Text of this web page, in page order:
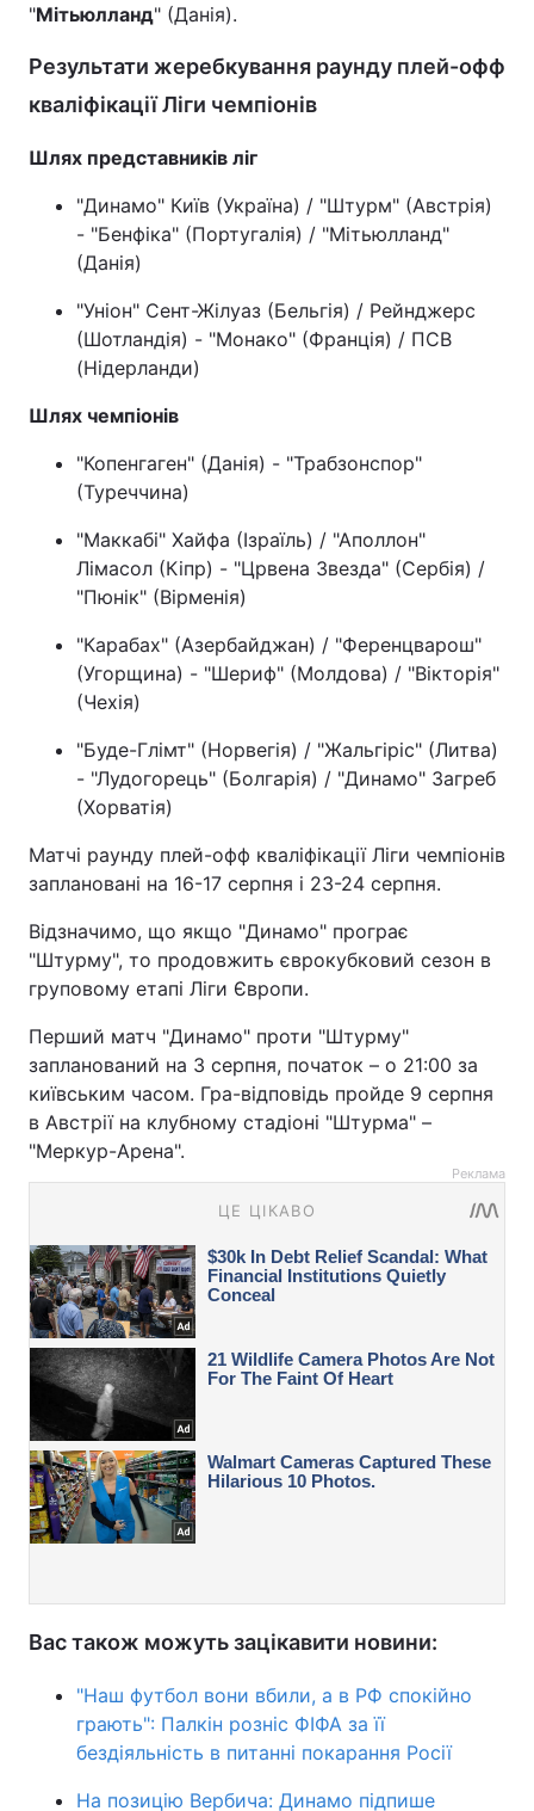
"Мітьюлланд" (Данія).
Результати жеребкування раунду плей-офф
кваліфікації Ліги чемпіонів
Шлях представників ліг
"Динамо" Київ (Україна) / "Штурм" (Австрія)
- "Бенфіка" (Португалія) / "Мітьюлланд"
(Данія)
"Уніон" Сент-Жілуаз (Бельгія) / Рейнджерс
(Шотландія) - "Монако" (Франція) / ПСВ
(Нідерланди)
Шлях чемпіонів
"Копенгаген" (Данія) - "Трабзонспор"
(Туреччина)
"Маккабі" Хайфа (Ізраїль) / "Аполлон"
Лімасол (Кіпр) - "Црвена Звезда" (Сербія) /
"Пюнік" (Вірменія)
"Карабах" (Азербайджан) / "Ференцварош"
(Угорщина) - "Шериф" (Молдова) / "Вікторія"
(Чехія)
"Буде-Глімт" (Норвегія) / "Жальгіріс" (Литва)
- "Лудогорець" (Болгарія) / "Динамо" Загреб
(Хорватія)
Матчі раунду плей-офф кваліфікації Ліги чемпіонів
заплановані на 16-17 серпня і 23-24 серпня.
Відзначимо, що якщо "Динамо" програє
"Штурму", то продовжить єврокубковий сезон в
груповому етапі Ліги Європи.
Перший матч "Динамо" проти "Штурму"
запланований на 3 серпня, початок – о 21:00 за
київським часом. Гра-відповідь пройде 9 серпня
в Австрії на клубному стадіоні "Штурма" –
"Меркур-Арена".
Реклама
Вас також можуть зацікавити новини:
"Наш футбол вони вбили, а в РФ спокійно
грають": Палкін розніс ФІФА за її
бездіяльність в питанні покарання Росії
На позицію Вербича: Динамо підпише